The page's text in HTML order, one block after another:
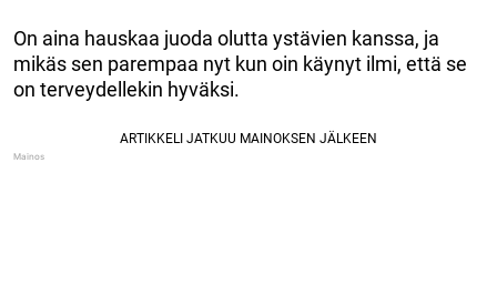
On aina hauskaa juoda olutta ystävien kanssa, ja
mikäs sen parempaa nyt kun oin käynyt ilmi, että se
on terveydellekin hyväksi.